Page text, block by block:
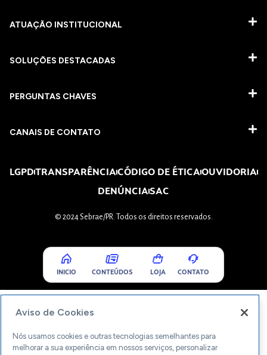
ATUAÇÃO INSTITUCIONAL
SOLUÇÕES DESTACADAS
PERGUNTAS CHAVES​
CANAIS DE CONTATO
LGPDTRANSPARÊNCIACÓDIGO DE ÉTICAOUVIDORIA
DENÚNCIASAC
© 2024 Sebrae/PR. Todos os direitos reservados.
INICIO CONTEÚDOS LOJA CONTATO
Aviso de Cookies
Nós usamos cookies e outras tecnologias semelhantes para
melhorar a sua experiência em nossos serviços, personalizar